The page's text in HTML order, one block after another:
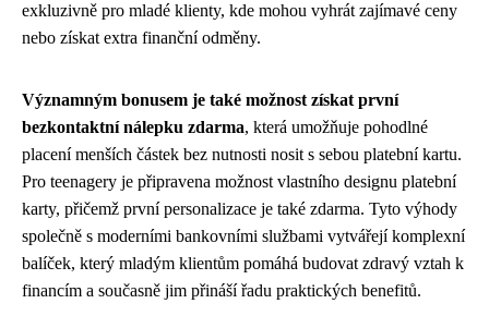
exkluzivně pro mladé klienty, kde mohou vyhrát zajímavé ceny
nebo získat extra finanční odměny.
Významným bonusem je také možnost získat první
bezkontaktní nálepku zdarma, která umožňuje pohodlné
placení menších částek bez nutnosti nosit s sebou platební kartu.
Pro teenagery je připravena možnost vlastního designu platební
karty, přičemž první personalizace je také zdarma. Tyto výhody
společně s moderními bankovními službami vytvářejí komplexní
balíček, který mladým klientům pomáhá budovat zdravý vztah k
financím a současně jim přináší řadu praktických benefitů.